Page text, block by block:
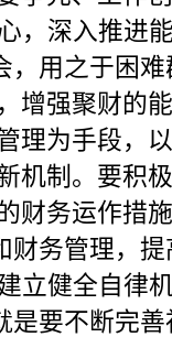
，深入推进
，用之于困
增强聚财的
理为手段，
机制。要积
财务运作措
财务管理，
立健全自律
是要不断完